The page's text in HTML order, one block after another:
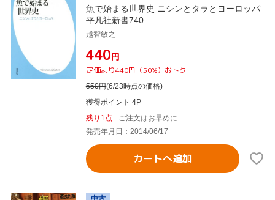
魚で始まる世界史 ニシンとタラとヨーロッパ
平凡社新書740
越智敏之
¥440円
定価より440円（50%）おトク
550円(6/23時点の価格)
獲得ポイント 4P
残り1点
ご注文はお早めに
発売年月日：2014/06/17
カートへ追加